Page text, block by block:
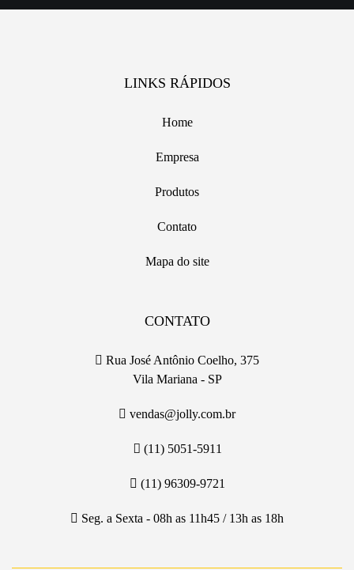
LINKS RÁPIDOS
Home
Empresa
Produtos
Contato
Mapa do site
CONTATO
Rua José Antônio Coelho, 375
Vila Mariana - SP
vendas@jolly.com.br
(11) 5051-5911
(11) 96309-9721
Seg. a Sexta - 08h as 11h45 / 13h as 18h